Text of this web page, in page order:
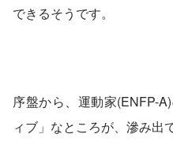
できるそうです。
序盤から、運動家(ENFP-
ィブ」なところが、滲み出